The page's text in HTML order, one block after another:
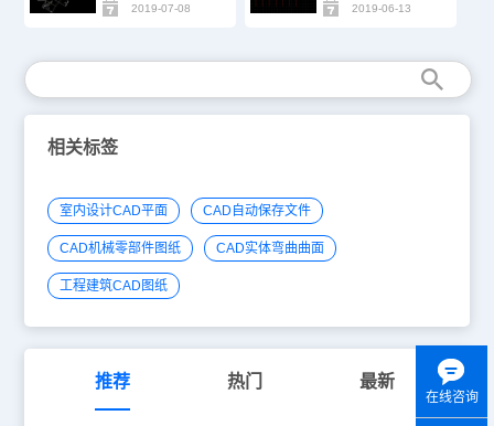
2019-07-08 2019-06-13
相关标签
室内设计CAD平面 CAD自动保存文件
CAD机械零部件图纸 CAD实体弯曲曲面
工程建筑CAD图纸
推荐 热门 最新
在线咨询